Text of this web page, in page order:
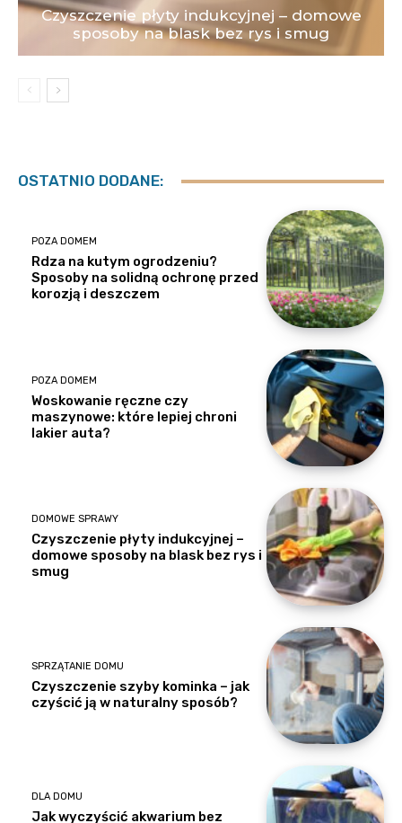
Czyszczenie płyty indukcyjnej – domowe
sposoby na blask bez rys i smug
OSTATNIO DODANE:
POZA DOMEM
Rdza na kutym ogrodzeniu?
Sposoby na solidną ochronę przed
korozją i deszczem
POZA DOMEM
Woskowanie ręczne czy
maszynowe: które lepiej chroni
lakier auta?
DOMOWE SPRAWY
Czyszczenie płyty indukcyjnej –
domowe sposoby na blask bez rys i
smug
SPRZĄTANIE DOMU
Czyszczenie szyby kominka – jak
czyścić ją w naturalny sposób?
DLA DOMU
Jak wyczyścić akwarium bez